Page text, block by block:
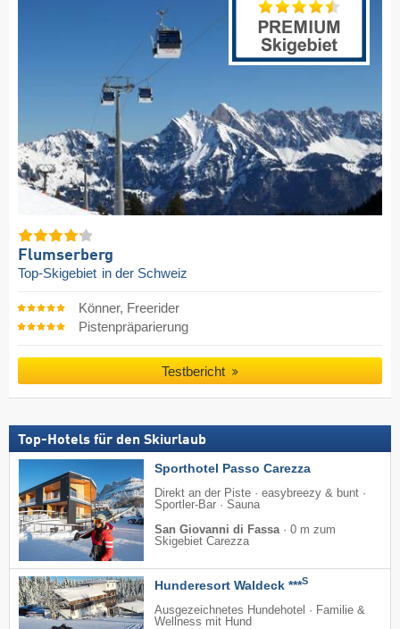
Flumserberg
Top-Skigebiet in der Schweiz
Könner, Freerider
Pistenpräparierung
Testbericht
Top-Hotels für den Skiurlaub
Sporthotel Passo Carezza
Direkt an der Piste · easybreezy & bunt ·
Sportler-Bar · Sauna
San Giovanni di Fassa · 0 m zum
Skigebiet Carezza
Hunderesort Waldeck ***S
Ausgezeichnetes Hundehotel · Familie &
Wellness mit Hund